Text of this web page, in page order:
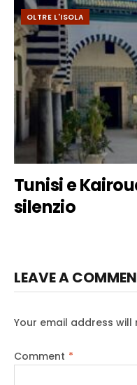
OLTRE L'ISOLA
Tunisi e
silenzio
LEAVE A
Your email address will
Comment *